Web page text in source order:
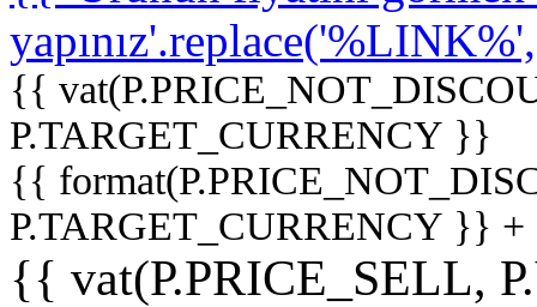
{{
P.TARGET_CURRENCY }}
{{
P.TARGET_CURRENCY }}
{{ vat(P.PRICE_SELL,